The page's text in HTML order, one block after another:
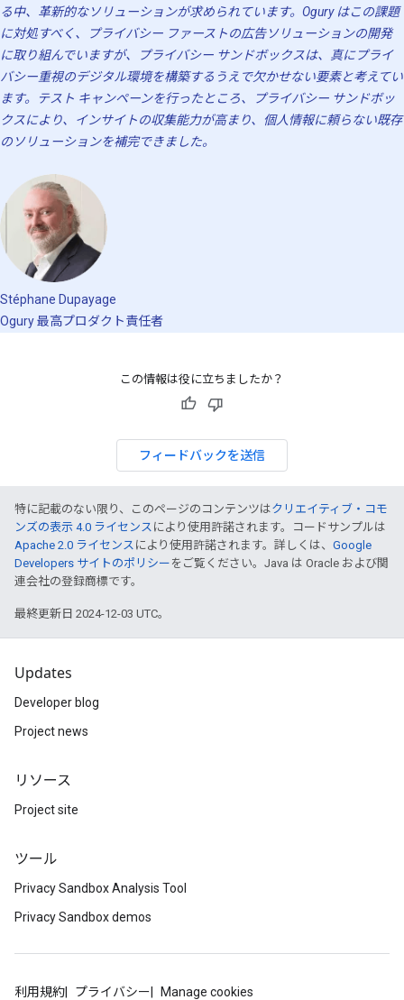
る中、革新的なソリューションが求められています。Ogury はこの課題
に対処すべく、プライバシー ファーストの広告ソリューションの開発
に取り組んでいますが、プライバシー サンドボックスは、真にプライ
バシー重視のデジタル環境を構築するうえで欠かせない要素と考えてい
ます。テスト キャンペーンを行ったところ、プライバシー サンドボッ
クスにより、インサイトの収集能力が高まり、個人情報に頼らない既存
のソリューションを補完できました。
Stéphane Dupayage
Ogury 最高プロダクト責任者
この情報は役に立ちましたか？
フィードバックを送信
特に記載のない限り、このページのコンテンツはクリエイティブ・コモ
ンズの表示 4.0 ライセンス により使用許諾されます。コードサンプルは
Apache 2.0 ライセンス により使用許諾されます。詳しくは、 Google
Developers サイトのポリシー をご覧ください。Java は Oracle および関
連会社の登録商標です。
最終更新日 2024-12-03 UTC。
Updates
Developer blog
Project news
リソース
Project site
ツール
Privacy Sandbox Analysis Tool
Privacy Sandbox demos
利用規約 プライバシー Manage cookies